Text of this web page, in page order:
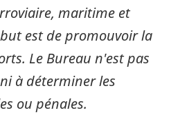
maritime et
est de promouvoir la
Le Bureau n'est pas
à déterminer les
ou pénales.